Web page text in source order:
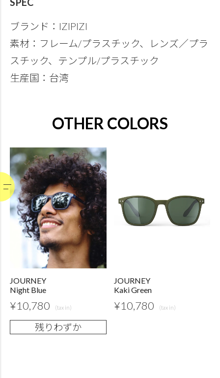
ブランド：IZIPIZI
素材：フレーム/プラスチック、レンズ／プラ
スチック、テンプル/プラスチック
生産国：台湾
OTHER COLORS
JOURNEY
Night Blue
¥10,780
残りわずか
JOURNEY
Kaki Green
¥10,780